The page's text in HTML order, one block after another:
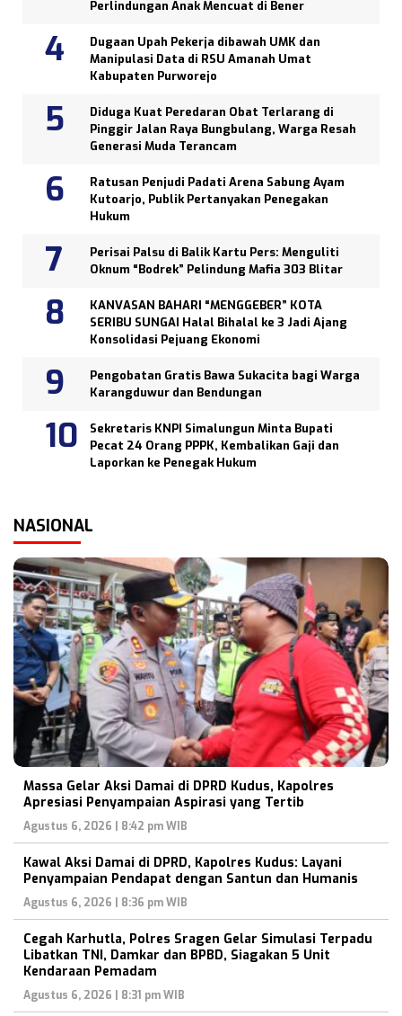
Perlindungan Anak Mencuat di Bener
Dugaan Upah Pekerja dibawah UMK dan
Manipulasi Data di RSU Amanah Umat
Kabupaten Purworejo
Diduga Kuat Peredaran Obat Terlarang di
Pinggir Jalan Raya Bungbulang, Warga Resah
Generasi Muda Terancam
Ratusan Penjudi Padati Arena Sabung Ayam
Kutoarjo, Publik Pertanyakan Penegakan
Hukum
Perisai Palsu di Balik Kartu Pers: Menguliti
Oknum “Bodrek” Pelindung Mafia 303 Blitar
KANVASAN BAHARI “MENGGEBER” KOTA
SERIBU SUNGAI Halal Bihalal ke 3 Jadi Ajang
Konsolidasi Pejuang Ekonomi
Pengobatan Gratis Bawa Sukacita bagi Warga
Karangduwur dan Bendungan
Sekretaris KNPI Simalungun Minta Bupati
Pecat 24 Orang PPPK, Kembalikan Gaji dan
Laporkan ke Penegak Hukum
NASIONAL
Massa Gelar Aksi Damai di DPRD Kudus, Kapolres
Apresiasi Penyampaian Aspirasi yang Tertib
Agustus 6, 2026 | 8:42 pm WIB
Kawal Aksi Damai di DPRD, Kapolres Kudus: Layani
Penyampaian Pendapat dengan Santun dan Humanis
Agustus 6, 2026 | 8:36 pm WIB
Cegah Karhutla, Polres Sragen Gelar Simulasi Terpadu
Libatkan TNI, Damkar dan BPBD, Siagakan 5 Unit
Kendaraan Pemadam
Agustus 6, 2026 | 8:31 pm WIB